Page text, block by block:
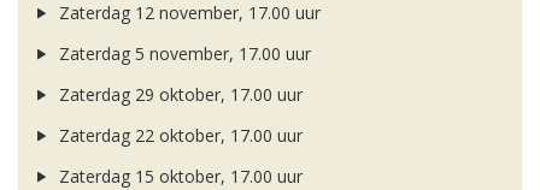
Zaterdag 12 november, 17.00 uur
Zaterdag 5 november, 17.00 uur
Zaterdag 29 oktober, 17.00 uur
Zaterdag 22 oktober, 17.00 uur
Zaterdag 15 oktober, 17.00 uur